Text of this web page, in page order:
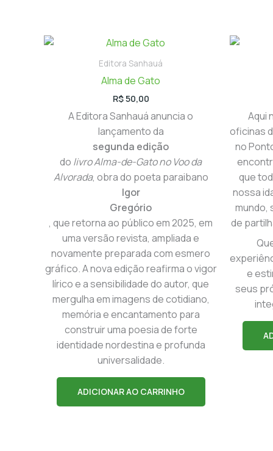
Editora Sanhauá
Alma de Gato
R$50,00
A Editora Sanhauá anuncia o
lançamento da
segunda edição
do livro Alma-de-Gato no Voo da
Alvorada, obra do poeta paraibano
Igor
Gregório
, que retorna ao público em 2025, em
uma versão revista, ampliada e
novamente preparada com esmero
gráfico. A nova edição reafirma o vigor
lírico e a sensibilidade do autor, que
mergulha em imagens de cotidiano,
memória e encantamento para
construir uma poesia de forte
identidade nordestina e profunda
universalidade.
ADICIONAR AO CARRINHO
Aqui
oficinas
no
que
nossa
mundo,
de
e
seus